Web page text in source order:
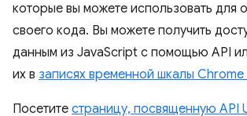
которые вы можете использовать для
своего кода. Вы можете получить
данным из JavaScript с помощью API
их в записях временной шкалы Chrome
Посетите страницу, посвященную API